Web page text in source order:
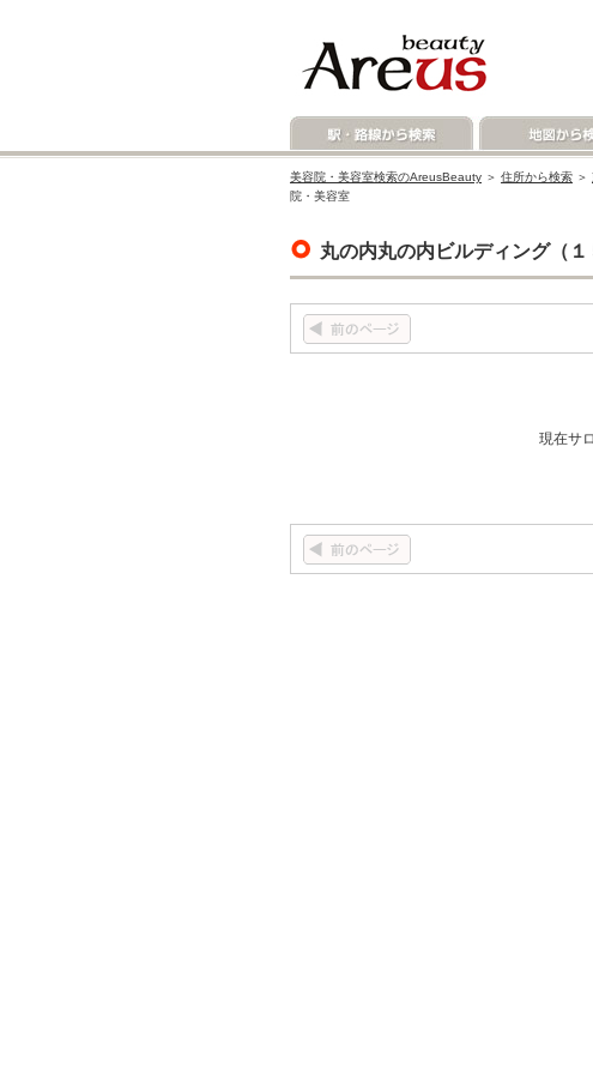
美容院・美容室検索のAreusBeauty ＞ 住所から検索 ＞
院・美容室
丸の内丸の内ビルディング（
現在サ